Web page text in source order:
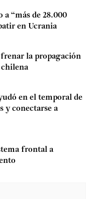
“más de 28.000
en Ucrania
la propagación
chilena
en el temporal de
y conectarse a
frontal a